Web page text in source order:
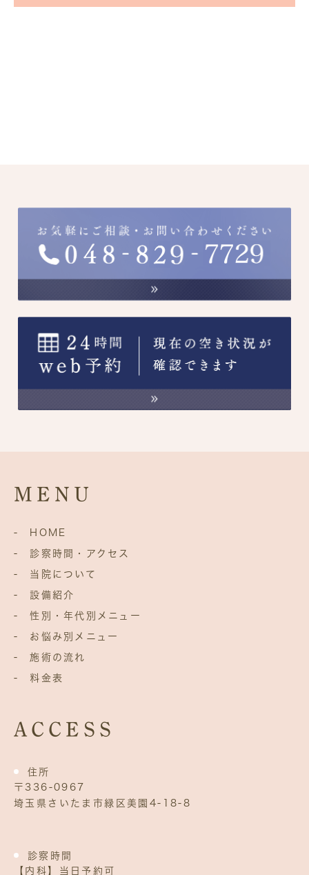
MENU
- HOME
- 診察時間・アクセス
- 当院について
- 設備紹介
- 性別・年代別メニュー
- お悩み別メニュー
- 施術の流れ
- 料金表
ACCESS
住所
〒336‐0967
埼玉県さいたま市緑区美園4‐18‐8
診察時間
【内科】当日予約可